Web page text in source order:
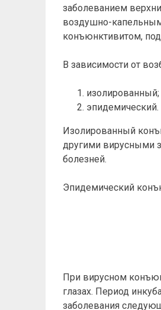
заболеванием
воздушно-
конъюнктивитом,
В зависимости от
изолированный;
эпидемический.
Изолированный
другими вирусными
болезней.
Эпидемический
При вирусном
глазах. Период
заболевания